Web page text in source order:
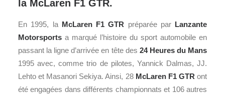
la McLaren F1 GTR.
En 1995, la McLaren F1 GTR préparée par Lanzante
Motorsports a marqué l’histoire du sport automobile en
passant la ligne d’arrivée en tête des 24 Heures du Mans
1995 avec, comme trio de pilotes, Yannick Dalmas, JJ.
Lehto et Masanori Sekiya. Ainsi, 28 McLaren F1 GTR ont
été engagées dans différents championnats et 106 autres